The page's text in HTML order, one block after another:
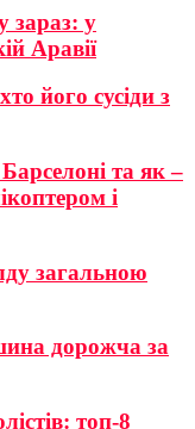
зараз: у
Аравії
його сусіди з
та як –
і
загальною
дорожча за
топ-8